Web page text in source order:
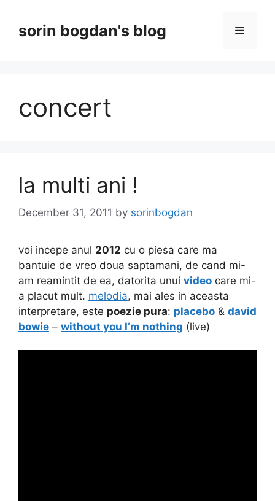
contentsorin bogdan's blog Menu
concert
la multi ani !
December 31, 2011 by sorinbogdan
voi incepe anul 2012 cu o piesa care ma
bantuie de vreo doua saptamani, de cand mi-
am reamintit de ea, datorita unui video care mi-
a placut mult. melodia, mai ales in aceasta
interpretare, este poezie pura: placebo & david
bowie – without you I’m nothing (live)